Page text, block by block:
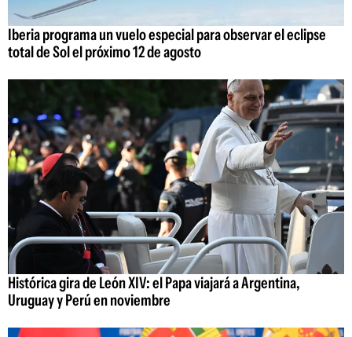
Iberia programa un vuelo especial para observar el eclipse
total de Sol el próximo 12 de agosto
Histórica gira de León XIV: el Papa viajará a Argentina,
Uruguay y Perú en noviembre